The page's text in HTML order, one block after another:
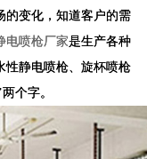
的变化，知道客户的需
电喷枪厂家是生产各种
性静电喷枪、旋杯喷枪
个字。